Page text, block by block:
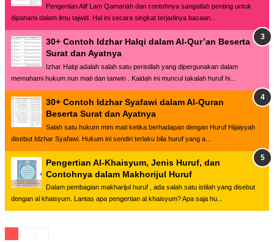
Pengertian Alif Lam Qamariah dan contohnya sangatlah penting untuk
dipahami dalam ilmu tajwid. Hal ini secara singkat terjadinya bacaan...
30+ Contoh Idzhar Halqi dalam Al-Qur’an Beserta
Surat dan Ayatnya
Izhar Halqi adalah salah satu peristilah yang dipergunakan dalam
memahami hukum nun mati dan tanwin . Kaidah ini muncul takalah huruf hi...
30+ Contoh Idzhar Syafawi dalam Al-Quran
Beserta Surat dan Ayatnya
Salah satu hukum mim mati ketika berhadapan dengan Huruf Hijaiyyah
disebut Idzhar Syafawi. Hukum ini sendiri terlaku bila huruf yang a...
Pengertian Al-Khaisyum, Jenis Huruf, dan
Contohnya dalam Makhorijul Huruf
Dalam pembagian makharijul huruf , ada salah satu istilah yang disebut
dengan al khaisyum. Lantas apa pengertian al khaisyum? Apa saja hu...